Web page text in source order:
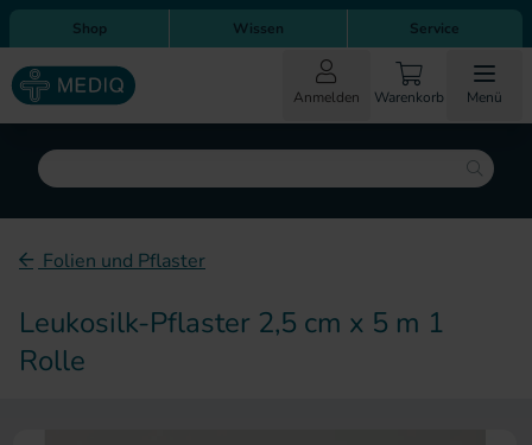
Direkt zum Inhalt
Direkt zur Hauptnavigation
Shop Wissen Service
Anmelden Warenkorb Menü
Suche
Folien und Pflaster
Leukosilk-Pflaster 2,5 cm x 5 m 1
Rolle